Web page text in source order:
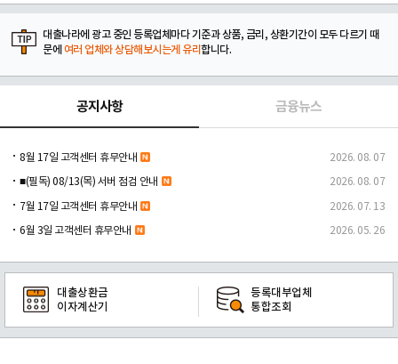
대출나라에 광고 중인 등록업체마다 기준과 상품, 금리, 상환기간이 모두 다르기 때
문에 여러 업체와 상담해보시는게 유리합니다.
공지사항 금융뉴스
8월 17일 고객센터 휴무안내 2026. 08. 07
■(필독) 08/13(목) 서버 점검 안내 2026. 08. 07
7월 17일 고객센터 휴무안내 2026. 07. 13
6월 3일 고객센터 휴무안내 2026. 05. 26
대출상환금
이자계산기
등록대부업체
통합조회